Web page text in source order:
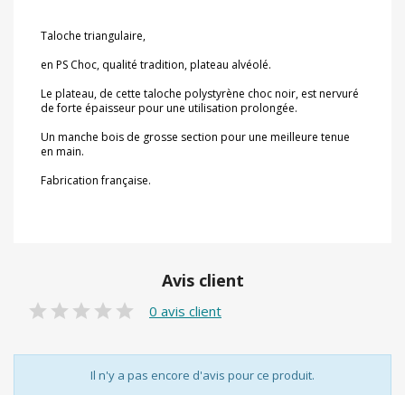
Taloche triangulaire,
en PS Choc, qualité tradition, plateau alvéolé.
Le plateau, de cette taloche polystyrène choc noir, est nervuré
de forte épaisseur pour une utilisation prolongée.
Un manche bois de grosse section pour une meilleure tenue
en main.
Fabrication française.
Avis client
0 avis client
Il n'y a pas encore d'avis pour ce produit.